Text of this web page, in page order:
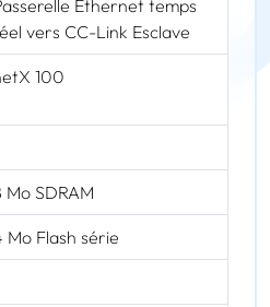
Ethernet temps
vers CC-Link Esclave
100
Mo SDRAM
Mo Flash série